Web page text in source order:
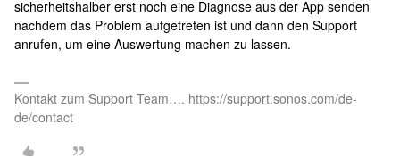
sicherheitshalber erst noch eine Diagnose aus der App senden
nachdem das Problem aufgetreten ist und dann den Support
anrufen, um eine Auswertung machen zu lassen.
Kontakt zum Support Team…. https://support.sonos.com/de-
de/contact